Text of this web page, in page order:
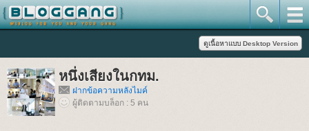
หนึ่งเสียงในกทม.
ฝากข้อความหลังไมค์
ผู้ติดตามบล็อก : 5 คน